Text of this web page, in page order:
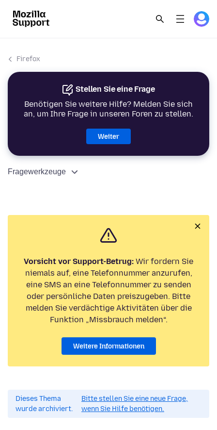
Firefox
Stellen Sie eine Frage
Benötigen Sie weitere Hilfe? Melden Sie sich
an, um Ihre Frage in unseren Foren zu stellen.
Weiter
Fragewerkzeuge
Vorsicht vor Support-Betrug: Wir fordern Sie
niemals auf, eine Telefonnummer anzurufen,
eine SMS an eine Telefonnummer zu senden
oder persönliche Daten preiszugeben. Bitte
melden Sie verdächtige Aktivitäten über die
Funktion „Missbrauch melden“.
Weitere Informationen
Dieses Thema
wurde archiviert.
Bitte stellen Sie eine neue Frage,
wenn Sie Hilfe benötigen.